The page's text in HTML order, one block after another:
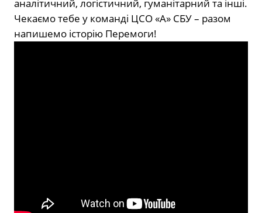
аналітичний, логістичний, гуманітарний та інші.
Чекаємо тебе у команді ЦСО «А» СБУ – разом
напишемо історію Перемоги!